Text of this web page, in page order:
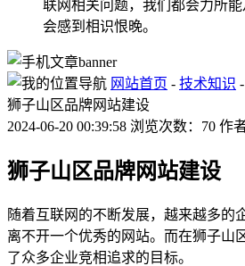
联网相关问题，我们都会力所
会感到相识恨晚。
网站首页 - 技术知识 -
狮子山区品牌网站建设
2024-06-20 00:39:58 浏览次数：70 作
狮子山区品牌网站建设
随着互联网的不断发展，越来越多的
离不开一个优秀的网站。而在狮子山
了众多企业竞相追求的目标。